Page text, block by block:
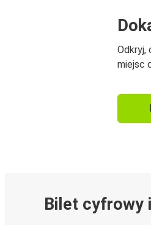
Odkryj,
miejsc
Bilet cyfrowy